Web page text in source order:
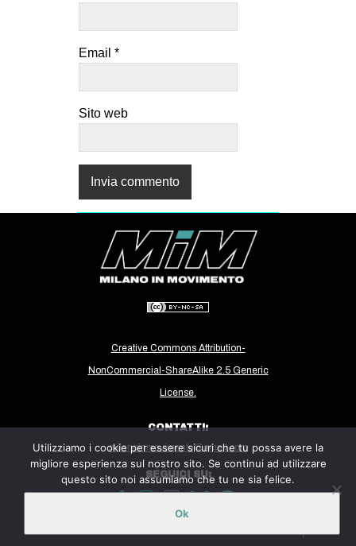
Email *
Sito web
Creative Commons Attribution-
NonCommercial-ShareAlike 2.5 Generic
License.
CONTATTI:
milanoinmovimento@gmail.com
SEGUICI SU:
Utilizziamo i cookie per essere sicuri che tu possa avere la
migliore esperienza sul nostro sito. Se continui ad utilizzare
questo sito noi assumiamo che tu ne sia felice.
Ok